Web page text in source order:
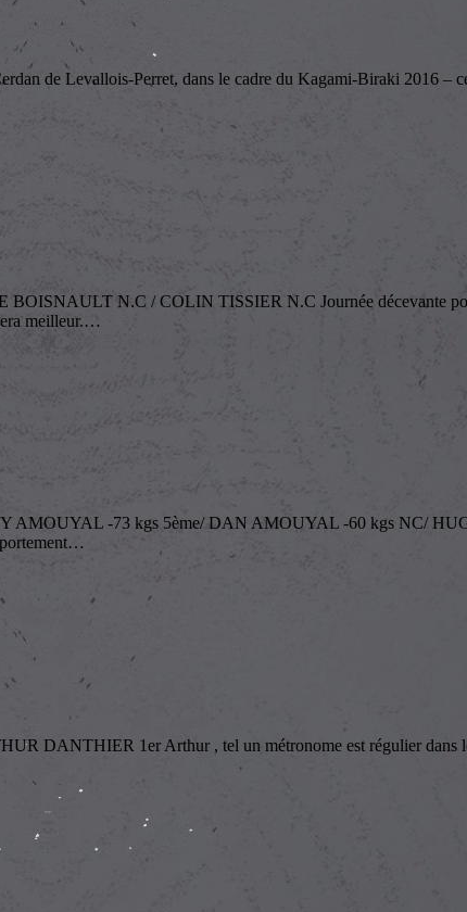
de Levallois-Perret, dans le cadre du Kagami-Biraki 2016 –
N.C / COLIN TISSIER N.C Journée décevante
meilleur.…
-73 kgs 5ème/ DAN AMOUYAL -60 kgs NC/
…
1er Arthur , tel un métronome est régulier dans